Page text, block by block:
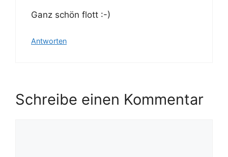
Ganz schön flott :-)
Antworten
Schreibe einen Kommentar